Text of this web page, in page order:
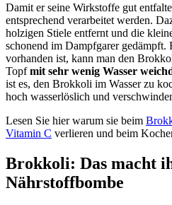
Damit er seine Wirkstoffe gut
entsprechend verarbeitet werden.
holzigen Stiele entfernt und die
schonend im Dampfgarer gedämpft.
vorhanden ist, kann man den
Topfmit sehr wenig Wasser
ist es, den Brokkoli im Wasser zu
hoch wasserlöslich und
Lesen Sie hier warum sie beim
Vitamin C verlieren und beim
Brokkoli: Das macht
Nährstoffbombe